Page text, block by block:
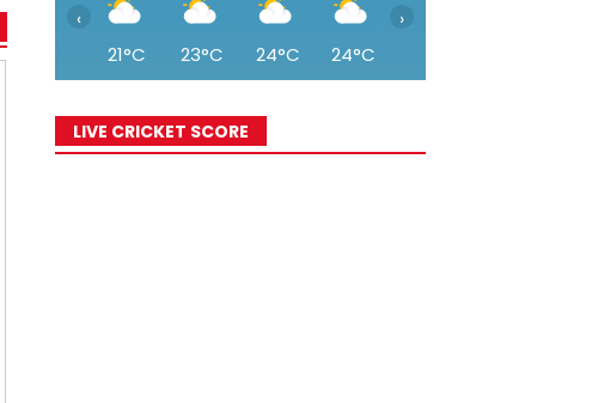
21°C 23°C 24°C 24°C
‹ ›
LIVE CRICKET SCORE